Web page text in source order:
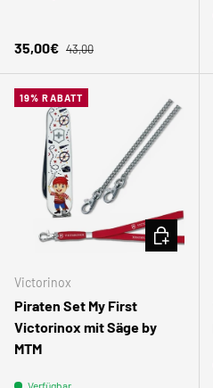
Verkaufspreis
35,00€ Normaler Preis
43,00
19% RABATT
Victorinox
Piraten Set My First
Victorinox mit Säge by
MTM
Verfügbar
IN DEN